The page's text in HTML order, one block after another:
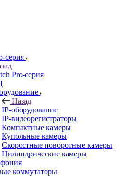
серия
Pro-серия
Назад
IP-оборудование
IP-видеорегистраторы
Компактные камеры
Купольные камеры
Скоростные поворотные камеры
Цилиндрические камеры
коммутаторы